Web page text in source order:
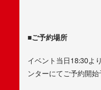
■ご予約場所
イベント当日18:30よ
ンターにてご予約開始